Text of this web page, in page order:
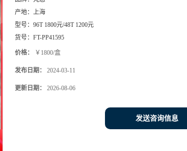
产地： 上海
型号： 96T 1800元/48T 1200元
货号： FT-PP41595
价格： ￥1800/盒
发布日期： 2024-03-11
更新日期： 2026-08-06
发送咨询信息